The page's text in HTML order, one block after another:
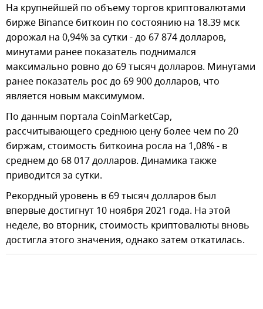
На крупнейшей по объему торгов криптовалютами
бирже Binance биткоин по состоянию на 18.39 мск
дорожал на 0,94% за сутки - до 67 874 долларов,
минутами ранее показатель поднимался
максимально ровно до 69 тысяч долларов. Минутами
ранее показатель рос до 69 900 долларов, что
является новым максимумом.
По данным портала CoinMarketCap,
рассчитывающего среднюю цену более чем по 20
биржам, стоимость биткоина росла на 1,08% - в
среднем до 68 017 долларов. Динамика также
приводится за сутки.
Рекордный уровень в 69 тысяч долларов был
впервые достигнут 10 ноября 2021 года. На этой
неделе, во вторник, стоимость криптовалюты вновь
достигла этого значения, однако затем откатилась.